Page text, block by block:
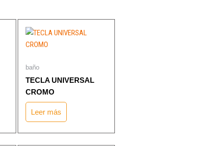
e
1
baño
TECLA UNIVERSAL
CROMO
Leer más